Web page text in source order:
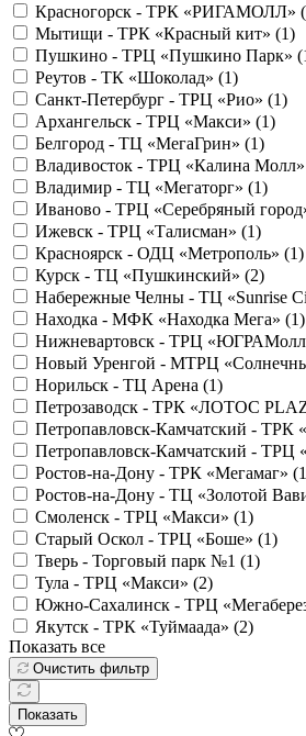
Красногорск - ТРК «РИГАМОЛЛ» (
Мытищи - ТРК «Красный кит» (1)
Пушкино - ТРЦ «Пушкино Парк» (
Реутов - ТК «Шоколад» (1)
Санкт-Петербург - ТРЦ «Рио» (1)
Архангельск - ТРЦ «Макси» (1)
Белгород - ТЦ «МегаГрин» (1)
Владивосток - ТРЦ «Калина
Владимир - ТЦ «Мегаторг» (1)
Иваново - ТРЦ «Серебряный
Ижевск - ТРЦ «Талисман» (1)
Красноярск - ОДЦ «Метрополь» (1)
Курск - ТЦ «Пушкинский» (2)
Набережные Челны - ТЦ «Sunrise
Находка - МФК «Находка Мега» (1)
Нижневартовск - ТРЦ
Новый Уренгой - МТРЦ
Норильск - ТЦ Арена (1)
Петрозаводск - ТРК «ЛОТОС
Петропавловск-Камчатский - ТРК
Петропавловск-Камчатский - ТРЦ
Ростов-на-Дону - ТРК «Мегамаг» (1
Ростов-на-Дону - ТЦ «Золотой
Смоленск - ТРЦ «Макси» (1)
Старый Оскол - ТРЦ «Боше» (1)
Тверь - Торговый парк №1 (1)
Тула - ТРЦ «Макси» (2)
Южно-Сахалинск - ТРЦ
Якутск - ТРК «Туймаада» (2)
Показать все
Очистить фильтр
Показать